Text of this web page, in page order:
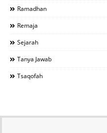
Ramadhan
Remaja
Sejarah
Tanya Jawab
Tsaqofah